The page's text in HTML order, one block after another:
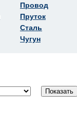
Провод
Пруток
Сталь
Чугун